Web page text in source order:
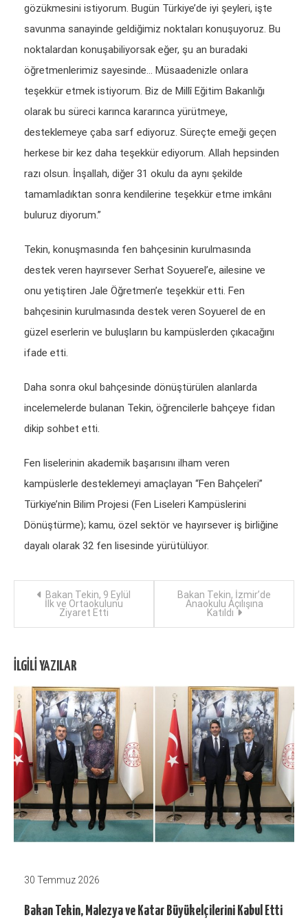
gözükmesini istiyorum. Bugün Türkiye’de iyi şeyleri, işte
savunma sanayinde geldiğimiz noktaları konuşuyoruz. Bu
noktalardan konuşabiliyorsak eğer, şu an buradaki
öğretmenlerimiz sayesinde… Müsaadenizle onlara
teşekkür etmek istiyorum. Biz de Millî Eğitim Bakanlığı
olarak bu süreci karınca kararınca yürütmeye,
desteklemeye çaba sarf ediyoruz. Süreçte emeği geçen
herkese bir kez daha teşekkür ediyorum. Allah hepsinden
razı olsun. İnşallah, diğer 31 okulu da aynı şekilde
tamamladıktan sonra kendilerine teşekkür etme imkânı
buluruz diyorum.”
Tekin, konuşmasında fen bahçesinin kurulmasında
destek veren hayırsever Serhat Soyuerel’e, ailesine ve
onu yetiştiren Jale Öğretmen’e teşekkür etti. Fen
bahçesinin kurulmasında destek veren Soyuerel de en
güzel eserlerin ve buluşların bu kampüslerden çıkacağını
ifade etti.
Daha sonra okul bahçesinde dönüştürülen alanlarda
incelemelerde bulanan Tekin, öğrencilerle bahçeye fidan
dikip sohbet etti.
Fen liselerinin akademik başarısını ilham veren
kampüslerle desteklemeyi amaçlayan “Fen Bahçeleri”
Türkiye’nin Bilim Projesi (Fen Liseleri Kampüslerini
Dönüştürme); kamu, özel sektör ve hayırsever iş birliğine
dayalı olarak 32 fen lisesinde yürütülüyor.
Yazı
dolaşımı
Bakan Tekin, 9 Eylül
İlk ve Ortaokulunu
Ziyaret Etti
Bakan Tekin, İzmir’de
Anaokulu Açılışına
Katıldı
İLGILI YAZILAR
30 Temmuz 2026
Bakan Tekin, Malezya ve Katar Büyükelçilerini Kabul Etti